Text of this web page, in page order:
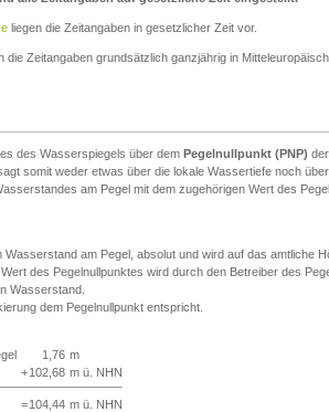
liegen die Zeitangaben in gesetzlicher Zeit vor.
die Zeitangaben grundsätzlich ganzjährig in
des Wasserspiegels über dem Pegelnullpunkt (PNP)
somit weder etwas über die lokale Wassertiefe noch
am Pegel mit dem zugehörigen Wert des
am Pegel, absolut und wird auf das amtliche
des Pegelnullpunktes wird durch den Betreiber des
Wasserstand.
dem Pegelnullpunkt entspricht.
1,76 m
+102,68 m ü. NHN
=104,44 m ü. NHN